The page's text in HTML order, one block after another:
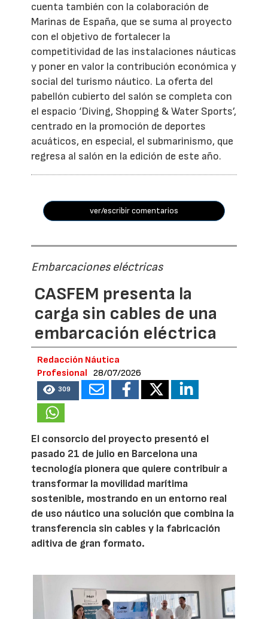
cuenta también con la colaboración de
Marinas de España, que se suma al proyecto
con el objetivo de fortalecer la
competitividad de las instalaciones náuticas
y poner en valor la contribución económica y
social del turismo náutico. La oferta del
pabellón cubierto del salón se completa con
el espacio ‘Diving, Shopping & Water Sports’,
centrado en la promoción de deportes
acuáticos, en especial, el submarinismo, que
regresa al salón en la edición de este año.
ver/escribir comentarios
Embarcaciones eléctricas
CASFEM presenta la
carga sin cables de una
embarcación eléctrica
Redacción Náutica
Profesional
28/07/2026
309
El consorcio del proyecto presentó el
pasado 21 de julio en Barcelona una
tecnología pionera que quiere contribuir a
transformar la movilidad marítima
sostenible, mostrando en un entorno real
de uso náutico una solución que combina la
transferencia sin cables y la fabricación
aditiva de gran formato.